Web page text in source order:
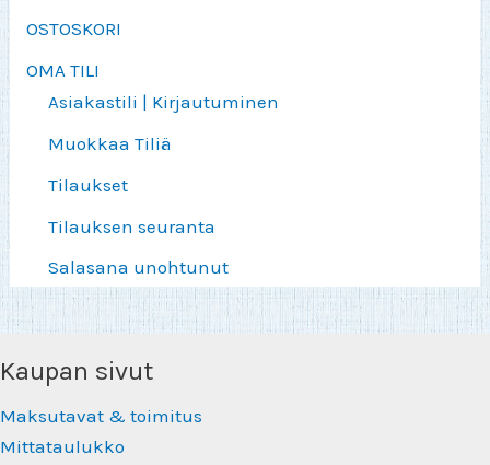
OSTOSKORI
OMA TILI
Asiakastili | Kirjautuminen
Muokkaa Tiliä
Tilaukset
Tilauksen seuranta
Salasana unohtunut
Kaupan sivut
Maksutavat & toimitus
Mittataulukko